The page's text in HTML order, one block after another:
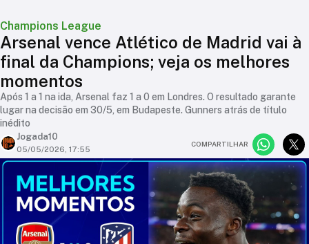
Champions League
Arsenal vence Atlético de Madrid vai à
final da Champions; veja os melhores
momentos
Após 1 a 1 na ida, Arsenal faz 1 a 0 em Londres. O resultado garante
lugar na decisão em 30/5, em Budapeste. Gunners atrás de título
inédito
Jogada10
05/05/2026, 17:55
COMPARTILHAR